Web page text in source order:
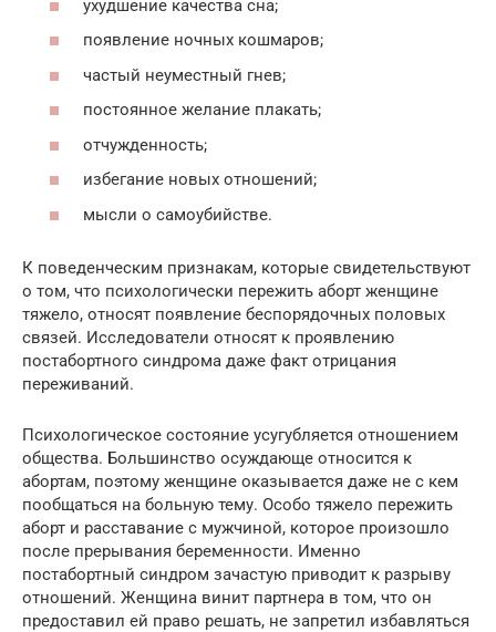
ухудшение качества сна;
появление ночных кошмаров;
частый неуместный гнев;
постоянное желание плакать;
отчужденность;
избегание новых отношений;
мысли о самоубийстве.
К поведенческим признакам, которые свидетельствуют
о том, что психологически пережить аборт женщине
тяжело, относят появление беспорядочных половых
связей. Исследователи относят к проявлению
постабортного синдрома даже факт отрицания
переживаний.
Психологическое состояние усугубляется отношением
общества. Большинство осуждающе относится к
абортам, поэтому женщине оказывается даже не с кем
пообщаться на больную тему. Особо тяжело пережить
аборт и расставание с мужчиной, которое произошло
после прерывания беременности. Именно
постабортный синдром зачастую приводит к разрыву
отношений. Женщина винит партнера в том, что он
предоставил ей право решать, не запретил избавляться